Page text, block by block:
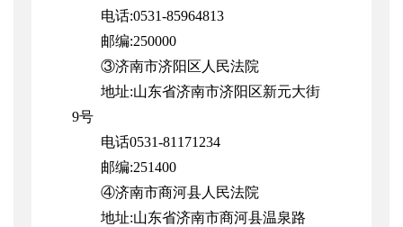
电话:0531-85964813
邮编:250000
③济南市济阳区人民法院
地址:山东省济南市济阳区新元大街
9号
电话0531-81171234
邮编:251400
④济南市商河县人民法院
地址:山东省济南市商河县温泉路